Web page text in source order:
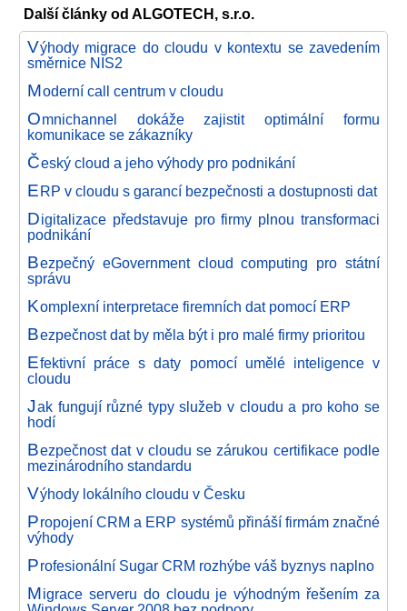
Další články od ALGOTECH, s.r.o.
Výhody migrace do cloudu v kontextu se zavedením
směrnice NIS2
Moderní call centrum v cloudu
Omnichannel dokáže zajistit optimální formu
komunikace se zákazníky
Český cloud a jeho výhody pro podnikání
ERP v cloudu s garancí bezpečnosti a dostupnosti dat
Digitalizace představuje pro firmy plnou transformaci
podnikání
Bezpečný eGovernment cloud computing pro státní
správu
Komplexní interpretace firemních dat pomocí ERP
Bezpečnost dat by měla být i pro malé firmy prioritou
Efektivní práce s daty pomocí umělé inteligence v
cloudu
Jak fungují různé typy služeb v cloudu a pro koho se
hodí
Bezpečnost dat v cloudu se zárukou certifikace podle
mezinárodního standardu
Výhody lokálního cloudu v Česku
Propojení CRM a ERP systémů přináší firmám značné
výhody
Profesionální Sugar CRM rozhýbe váš byznys naplno
Migrace serveru do cloudu je výhodným řešením za